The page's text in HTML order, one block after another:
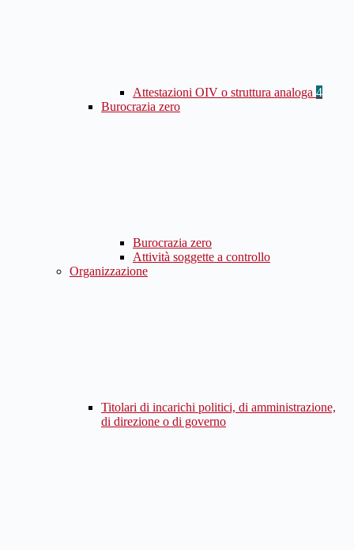
Attestazioni OIV o struttura analoga 4
Burocrazia zero
Burocrazia zero
Attività soggette a controllo
Organizzazione
Titolari di incarichi politici, di amministrazione,
di direzione o di governo